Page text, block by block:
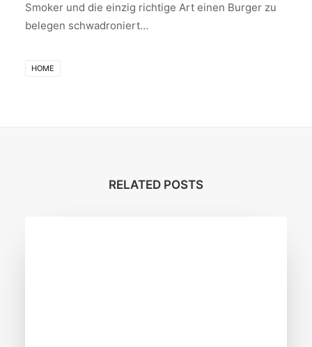
Smoker und die einzig richtige Art einen Burger zu
belegen schwadroniert…
HOME
RELATED POSTS